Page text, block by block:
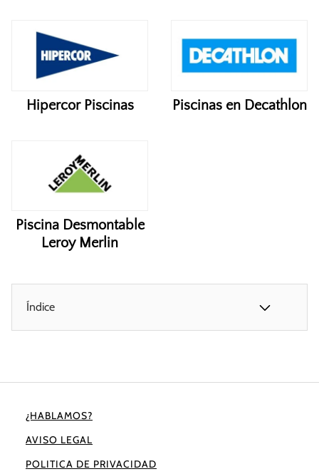
Hipercor Piscinas Piscinas en Decathlon
Piscina Desmontable
Leroy Merlin
Índice
¿HABLAMOS?
AVISO LEGAL
POLITICA DE PRIVACIDAD